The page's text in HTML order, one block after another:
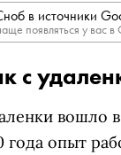
в источники
появляться у вас в
с
вошло
года опыт